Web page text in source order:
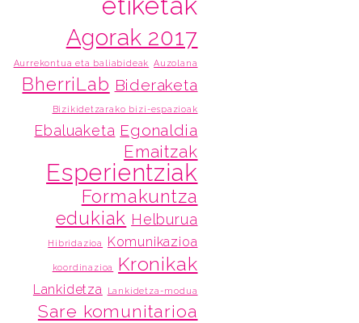
Agorak 2017
Aurrekontua eta baliabideak Auzolana
BherriLab Bideraketa
Bizikidetzarako bizi-espazioak
Ebaluaketa Egonaldia
Emaitzak
Esperientziak
Formakuntza
edukiak Helburua
Hibridazioa Komunikazioa
koordinazioa Kronikak
Lankidetza Lankidetza-modua
Sare komunitarioa